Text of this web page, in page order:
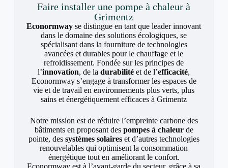
Faire installer une pompe à chaleur à
Grimentz
Econormway se distingue en tant que leader innovant
dans le domaine des solutions écologiques, se
spécialisant dans la fourniture de technologies
avancées et durables pour le chauffage et le
refroidissement. Fondée sur les principes de
l’innovation, de ladurabilité et de l’efficacité,
Econormway s’engage à transformer les espaces de
vie et de travail en environnements plus verts, plus
sains et énergétiquement efficaces à Grimentz
Notre mission est de réduire l’empreinte carbone des
bâtiments en proposant des pompes à chaleurde
pointe, des systèmes solaireset d’autres technologies
renouvelables qui optimisent la consommation
énergétique tout en améliorant le confort.
Econormway est à l’avant-garde du secteur, grâce à sa